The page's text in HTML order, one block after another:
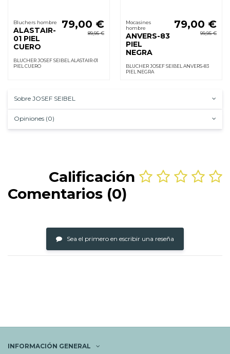
Bluchers hombre
ALASTAIR-
01 PIEL
CUERO
79,00 €
89,95 €
BLUCHER JOSEF SEIBEL ALASTAIR-01
PIEL CUERO
Mocasines
hombre
ANVERS-83
PIEL
NEGRA
79,00 €
99,95 €
BLUCHER JOSEF SEIBEL ANVERS-83
PIEL NEGRA
Sobre JOSEF SEIBEL
Opiniones (0)
Calificación
Comentarios (0)
Sea el primero en escribir una reseña
INFORMACIÓN GENERAL